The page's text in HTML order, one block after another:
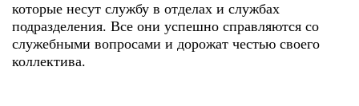
которые несут службу в отделах и службах
подразделения. Все они успешно справляются со
служебными вопросами и дорожат честью своего
коллектива.